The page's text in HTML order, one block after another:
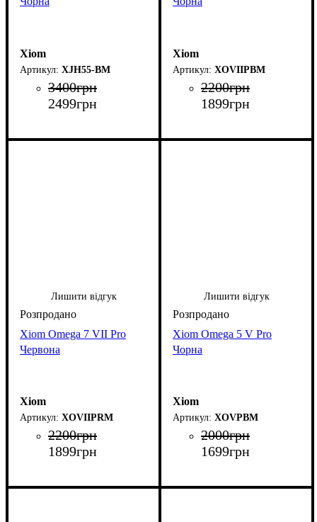
Xiom
XJH55-BM
3400грн
2499грн
Xiom
XOVIIPBM
2200грн
1899грн
Лишити відгук
Xiom Omega 7 VII Pro
Червона
Xiom
XOVIIPRM
2200грн
1899грн
Лишити відгук
Xiom Omega 5 V Pro
Чорна
Xiom
XOVPBM
2000грн
1699грн